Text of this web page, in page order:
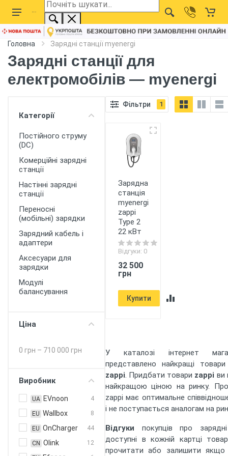
Головна Зарядні станції myenergi
Зарядні станції для
електромобілів — myenergi
Категорії
Постійного струму
(DC)
Комерційні зарядні
станції
Настінні зарядні
станції
Переносні
(мобільні) зарядки
Зарядний кабель і
адаптери
Аксесуари для
зарядки
Модулі
балансування
Ціна
0 грн – 710 000 грн
Виробник
UA EVnoon 4
EU Wallbox 8
EU OnCharger 44
CN Olink 12
Фільтри 1
Зарядна
станція
myenergi
zappi
Type 2
22 кВт
Відгуки: 0
32 500
грн
Купити
У каталозі інтернет
представлено найкращі
zappi. Придбати товари zappi ви
найкращою ціною на ринку.
zappi має оптимальне
і не поступається аналогам на
Відгуки покупців про
доступні в кожній картці
прочитати або залишити